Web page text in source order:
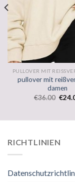
pullover mit
damen
€36.00 €
RICHTLINIEN